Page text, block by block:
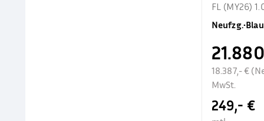
FL (MY26)
Neufzg.•Blau
18.387,- €
MwSt.
249,- €